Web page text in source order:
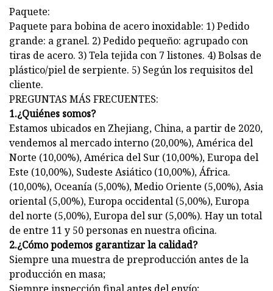
Paquete:
Paquete para bobina de acero inoxidable: 1) Pedido
grande: a granel. 2) Pedido pequeño: agrupado con
tiras de acero. 3) Tela tejida con 7 listones. 4) Bolsas de
plástico/piel de serpiente. 5) Según los requisitos del
cliente.
PREGUNTAS MÁS FRECUENTES:
1.¿Quiénes somos?
Estamos ubicados en Zhejiang, China, a partir de 2020,
vendemos al mercado interno (20,00%), América del
Norte (10,00%), América del Sur (10,00%), Europa del
Este (10,00%), Sudeste Asiático (10,00%), África.
(10,00%), Oceanía (5,00%), Medio Oriente (5,00%), Asia
oriental (5,00%), Europa occidental (5,00%), Europa
del norte (5,00%), Europa del sur (5,00%). Hay un total
de entre 11 y 50 personas en nuestra oficina.
2.¿Cómo podemos garantizar la calidad?
Siempre una muestra de preproducción antes de la
producción en masa;